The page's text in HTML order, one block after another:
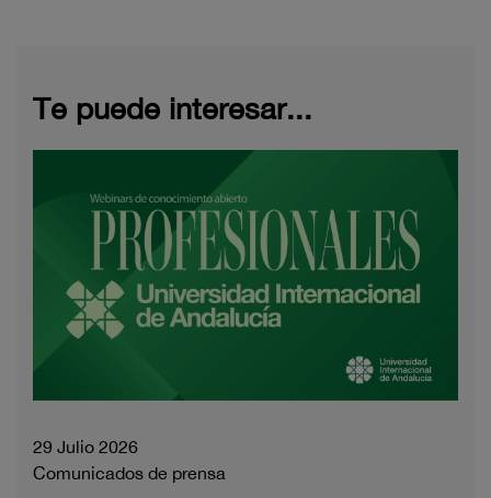
Te puede interesar...
29 Julio 2026
Comunicados de prensa